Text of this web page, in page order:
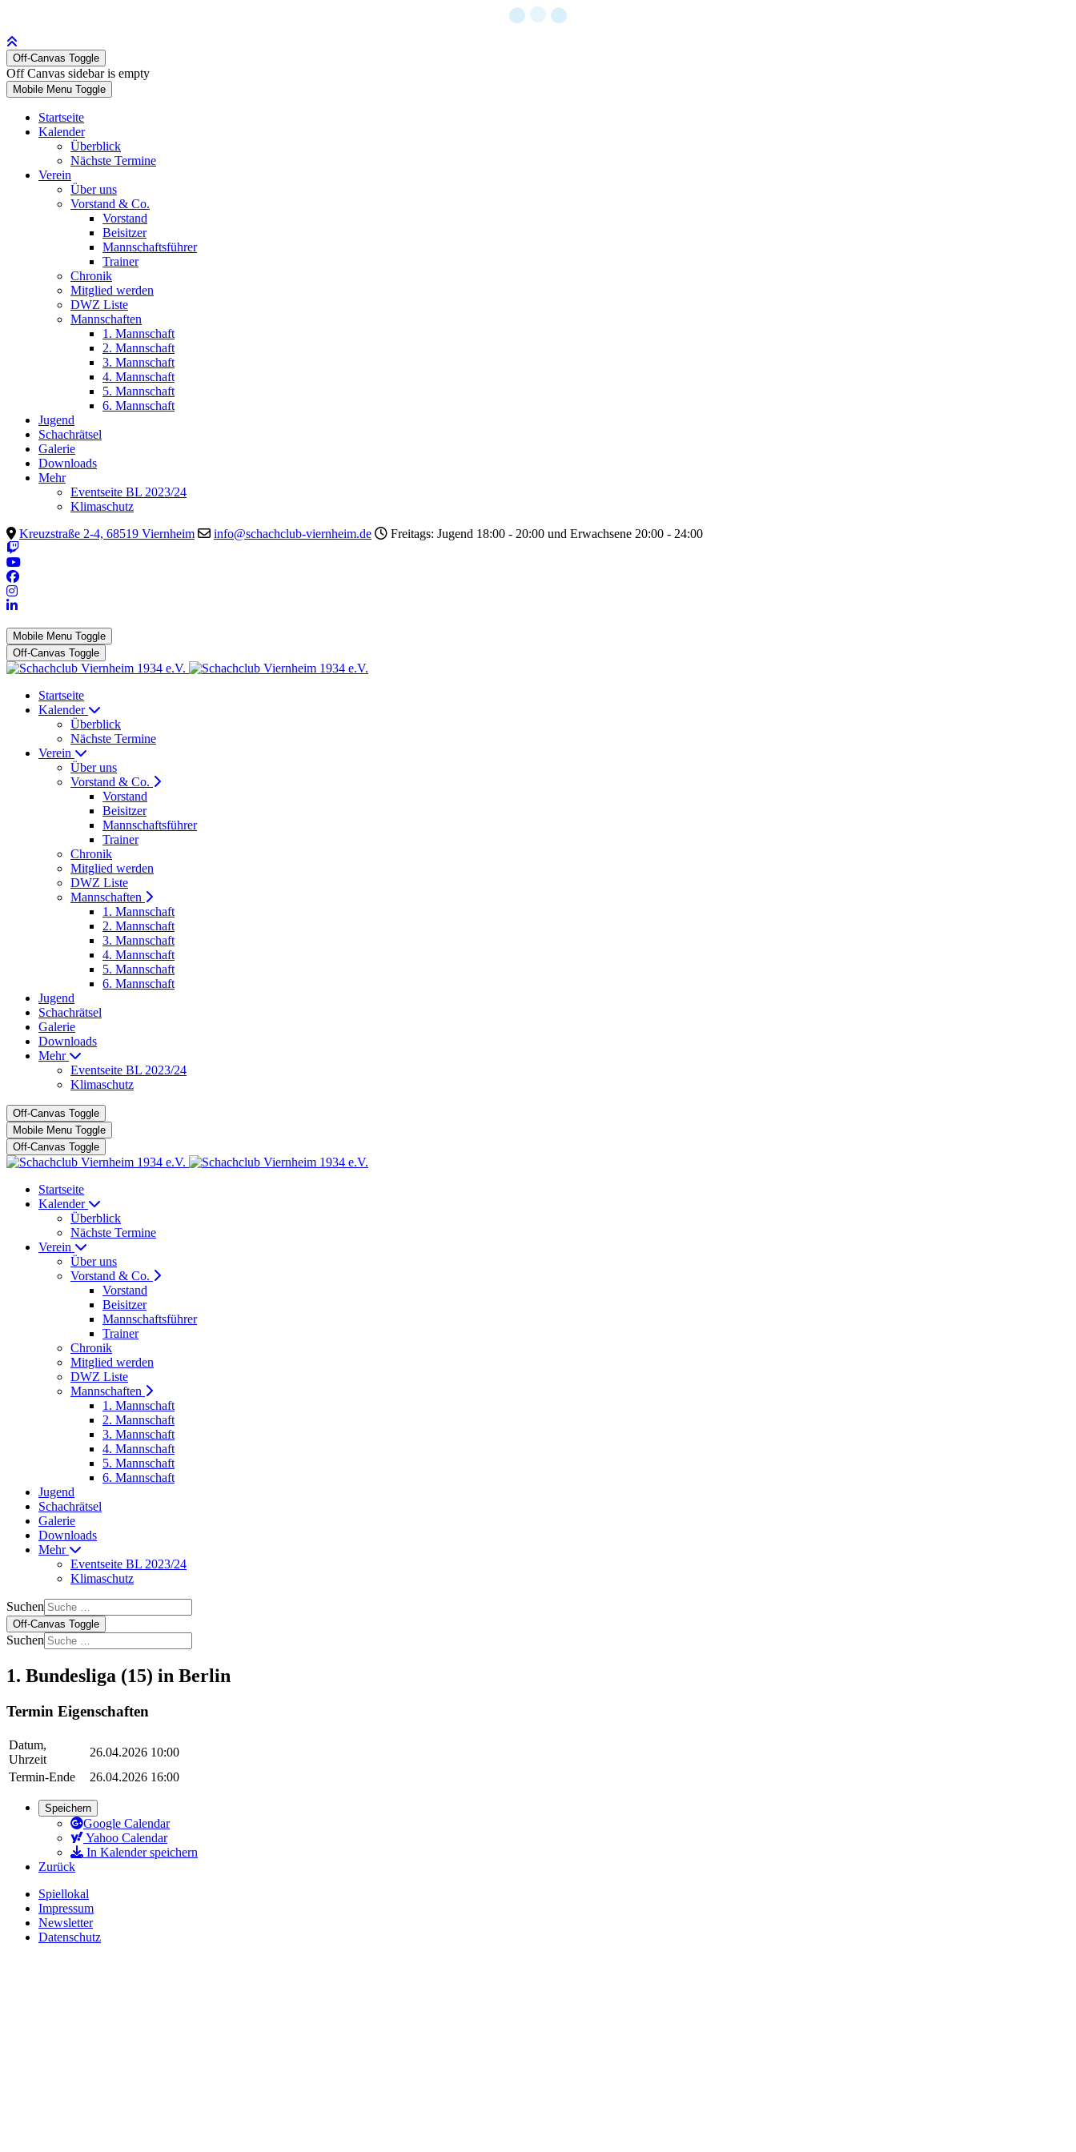
Off-Canvas Toggle
Off Canvas sidebar is empty
Mobile Menu Toggle
Startseite
Kalender
Überblick
Nächste Termine
Verein
Über uns
Vorstand & Co.
Vorstand
Beisitzer
Mannschaftsführer
Trainer
Chronik
Mitglied werden
DWZ Liste
Mannschaften
1. Mannschaft
2. Mannschaft
3. Mannschaft
4. Mannschaft
5. Mannschaft
6. Mannschaft
Jugend
Schachrätsel
Galerie
Downloads
Mehr
Eventseite BL 2023/24
Klimaschutz
Kreuzstraße 2-4, 68519 Viernheim
info@schachclub-viernheim.de Freitags: Jugend 18:00 - 20:00 und Erwachsene 20:00 - 24:00
Mobile Menu Toggle
Off-Canvas Toggle
Startseite
Kalender
Überblick
Nächste Termine
Verein
Über uns
Vorstand & Co.
Vorstand
Beisitzer
Mannschaftsführer
Trainer
Chronik
Mitglied werden
DWZ Liste
Mannschaften
1. Mannschaft
2. Mannschaft
3. Mannschaft
4. Mannschaft
5. Mannschaft
6. Mannschaft
Jugend
Schachrätsel
Galerie
Downloads
Mehr
Eventseite BL 2023/24
Klimaschutz
Off-Canvas Toggle
Mobile Menu Toggle
Off-Canvas Toggle
Startseite
Kalender
Überblick
Nächste Termine
Verein
Über uns
Vorstand & Co.
Vorstand
Beisitzer
Mannschaftsführer
Trainer
Chronik
Mitglied werden
DWZ Liste
Mannschaften
1. Mannschaft
2. Mannschaft
3. Mannschaft
4. Mannschaft
5. Mannschaft
6. Mannschaft
Jugend
Schachrätsel
Galerie
Downloads
Mehr
Eventseite BL 2023/24
Klimaschutz
Suchen
Off-Canvas Toggle
Suchen
1. Bundesliga (15) in Berlin
Termin Eigenschaften
Datum,
Uhrzeit
26.04.2026 10:00
Termin-Ende
26.04.2026 16:00
Speichern
Google Calendar
Yahoo Calendar
In Kalender speichern
Zurück
Spiellokal
Impressum
Newsletter
Datenschutz